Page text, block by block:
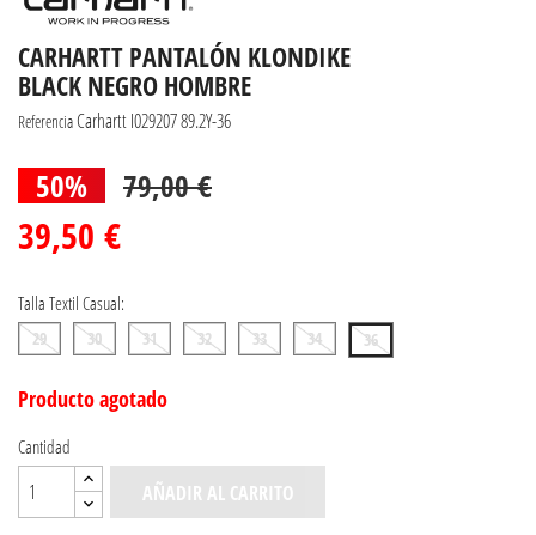
CARHARTT PANTALÓN KLONDIKE
BLACK NEGRO HOMBRE
Referencia Carhartt I029207 89.2Y-36
50% 79,00 €
39,50 €
Talla Textil Casual:
29 30 31 32 33 34 36
Producto agotado
Cantidad
AÑADIR AL CARRITO